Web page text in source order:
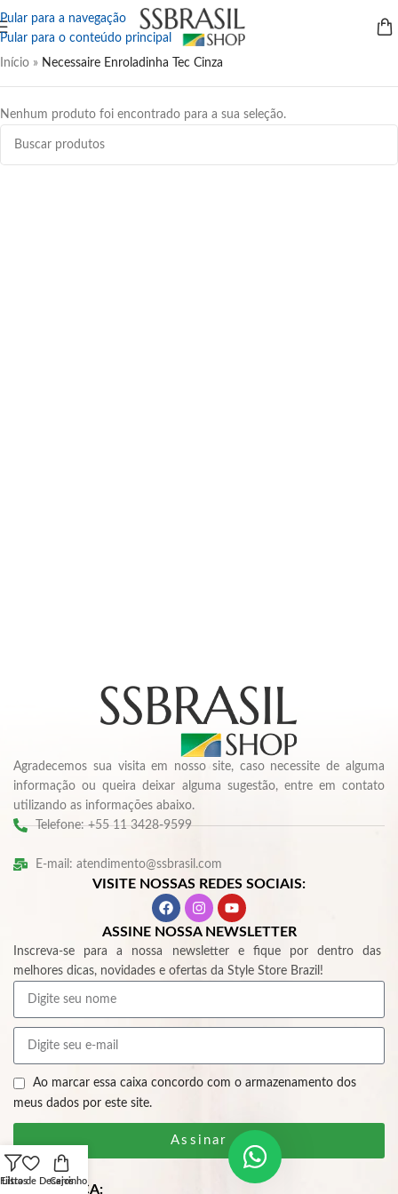
Pular para a navegação
Pular para o conteúdo principal
Início » Necessaire Enroladinha Tec Cinza
Nenhum produto foi encontrado para a sua seleção.
Agradecemos sua visita em nosso site, caso necessite de alguma
informação ou queira deixar alguma sugestão, entre em contato
utilizando as informações abaixo.
Telefone: +55 11 3428-9599
E-mail: atendimento@ssbrasil.com
VISITE NOSSAS REDES SOCIAIS:
ASSINE NOSSA NEWSLETTER
Inscreva-se para a nossa newsletter e fique por dentro das
melhores dicas, novidades e ofertas da Style Store Brazil!
Ao marcar essa caixa concordo com o armazenamento dos
meus dados por este site.
Assinar
SEGURANÇA:
Filtros
Lista de Desejos
Carrinho